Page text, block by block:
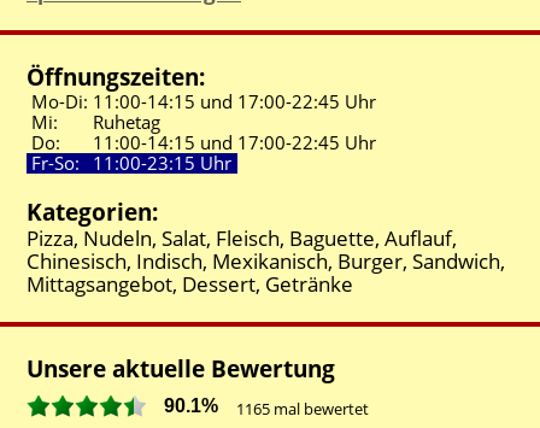
Öffnungszeiten:
Mo-Di: 11:00-14:15 und 17:00-22:45 Uhr
Mi:
Ruhetag
Do:
11:00-14:15 und 17:00-22:45 Uhr
Fr-So:
11:00-23:15 Uhr
Kategorien:
Pizza, Nudeln, Salat, Fleisch, Baguette, Auflauf,
Chinesisch, Indisch, Mexikanisch, Burger, Sandwich,
Mittagsangebot, Dessert, Getränke
Unsere aktuelle Bewertung
90.1% 1165 mal bewertet